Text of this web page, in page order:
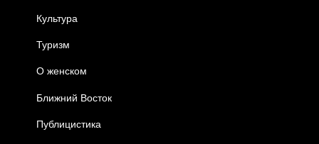
Культура
Туризм
О женском
Ближний Восток
Публицистика